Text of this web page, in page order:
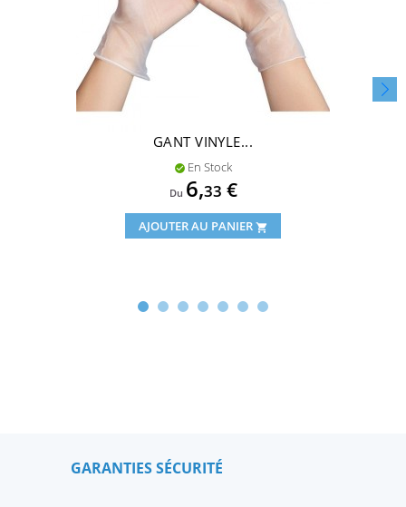
GANT VINYLE...
 En Stock
Du Prix
6,33 €
AJOUTER AU PANIER shopping_cart
GARANTIES SÉCURITÉ